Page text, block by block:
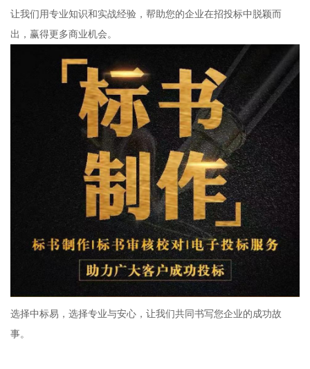
让我们用专业知识和实战经验，帮助您的企业在招投标中脱颖而
出，赢得更多商业机会。
选择中标易，选择专业与安心，让我们共同书写您企业的成功故
事。